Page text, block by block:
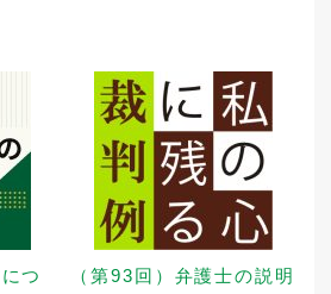
つ
（第93回）弁護士の説明